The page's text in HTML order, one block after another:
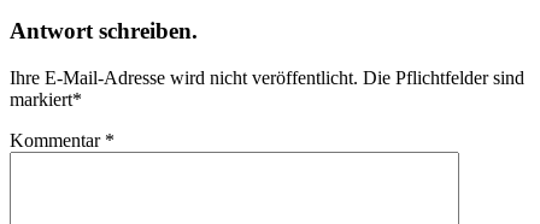
Antwort schreiben.
Ihre E-Mail-Adresse wird nicht veröffentlicht. Die Pflichtfelder sind
markiert*
Kommentar *